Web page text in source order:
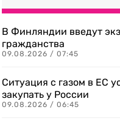
В Финляндии введут
гражданства
09.08.2026 / 07:45
Ситуация с газом в ЕС
закупать у России
09.08.2026 / 06:45